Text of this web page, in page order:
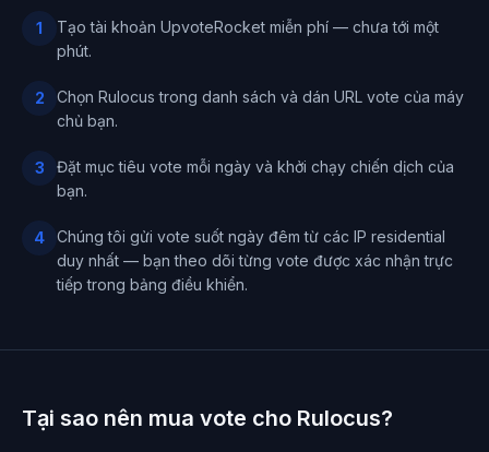
1
Tạo tài khoản UpvoteRocket miễn phí — chưa tới một
phút.
2
Chọn Rulocus trong danh sách và dán URL vote của máy
chủ bạn.
3
Đặt mục tiêu vote mỗi ngày và khởi chạy chiến dịch của
bạn.
4
Chúng tôi gửi vote suốt ngày đêm từ các IP residential
duy nhất — bạn theo dõi từng vote được xác nhận trực
tiếp trong bảng điều khiển.
Tại sao nên mua vote cho Rulocus?